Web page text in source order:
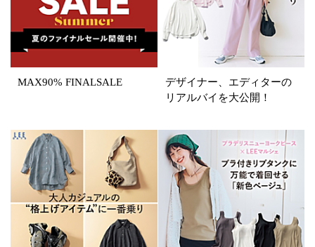
SALE商品 予約品
再入荷 ラスト1
在庫あり
カラー
ホワイト ブラック グレー
ベージュ ブラウン オレンジ
イエロー ピンク
MAX90% FINALSALE
デザイナー、エディターの
リアルバイを大公開！